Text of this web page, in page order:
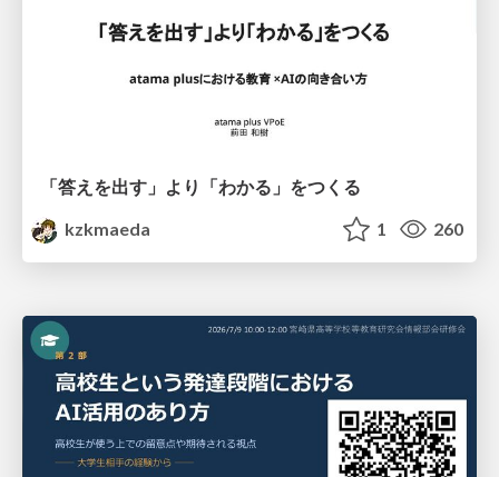
「答えを出す」より「わかる」をつくる
kzkmaeda
1 260